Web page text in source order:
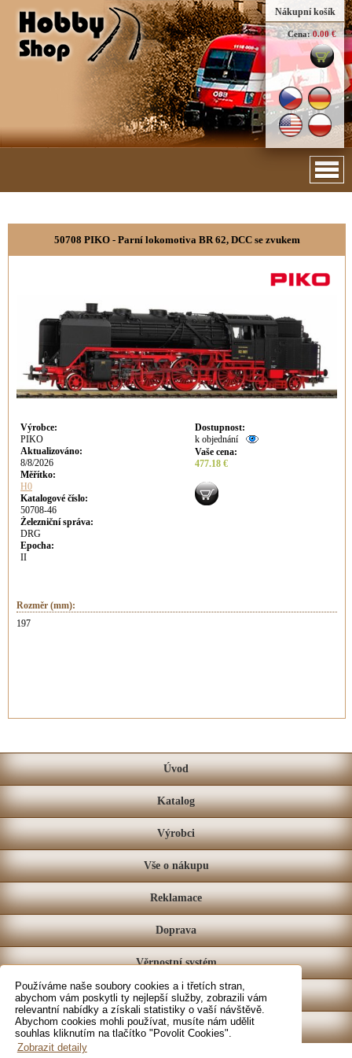
Používáme naše soubory cookies a i třetích stran,
abychom vám poskytli ty nejlepší služby, zobrazili vám
relevantní nabídky a získali statistiky o vaší návštěvě.
Abychom cookies mohli používat, musíte nám udělit
souhlas kliknutím na tlačítko "Povolit Cookies".
Zobrazit detaily
Nákupní košík
Cena: 0.00 €
50708 PIKO - Parní lokomotiva BR 62, DCC se zvukem
Výrobce:
PIKO
Aktualizováno:
8/8/2026
Měřítko:
H0
Katalogové číslo:
50708-46
Železniční správa:
DRG
Epocha:
II
Dostupnost:
k objednání
Vaše cena:
477.18 €
Rozměr (mm):
197
Úvod
Katalog
Výrobci
Vše o nákupu
Reklamace
Doprava
Věrnostní systém
Prodejna
Kontakt